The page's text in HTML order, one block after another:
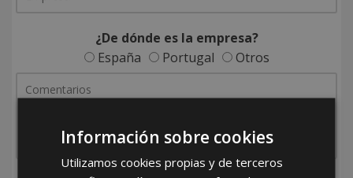
¿De dónde es la empresa?
España
Portugal Otros
Información sobre cookies
Utilizamos cookies propias y de terceros